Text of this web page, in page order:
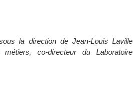
la direction de Jean-Louis Laville
co-directeur du Laboratoire